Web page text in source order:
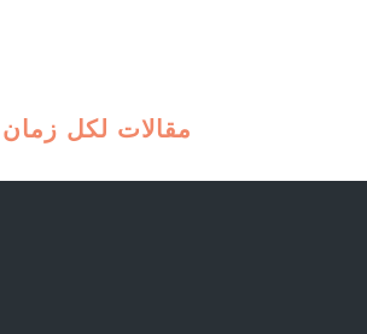
مقالات لكل زمان